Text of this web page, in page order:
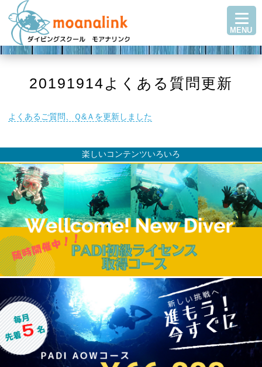
TOP
ステップアップ
ショップ紹介
ダイビングブログ
アクセス
お問い合わせ
MENU
20191914よくある質問更新
よくあるご質問、Ｑ&Ａを更新しました
楽しいコンテンツいろいろ